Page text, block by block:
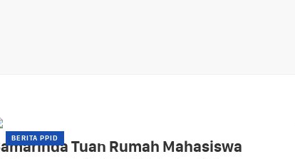
BERITA PPID
Tuan Rumah Mahasiswa